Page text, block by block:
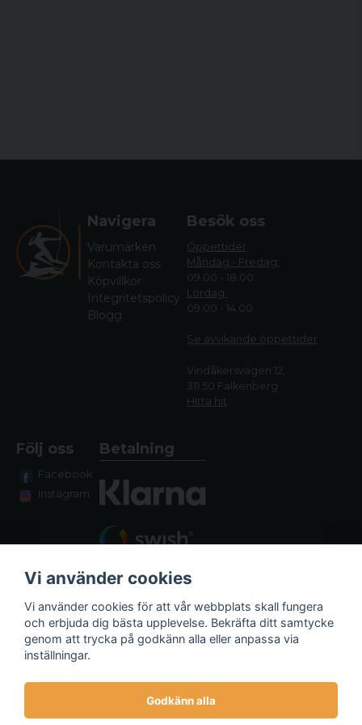
Navigera
Varumärken
Kontakta oss
Köpvillkor
Integritetspolicy
Blogg
Besök oss
Öppettider
Måndag - Fredag:
09.00 - 18.00
Lördag:
09.00 - 14.00
Se avvikande öppettider
Vindåkersvägen 12,
311 50 Falkenberg
Hitta hit
Följ oss
Facebook
Instagram
Betalning
Fraktalternativ
Vi använder cookies
Vi använder cookies för att vår webbplats skall fungera
och erbjuda dig bästa upplevelse. Bekräfta ditt samtycke
genom att trycka på godkänn alla eller anpassa via
inställningar.
Godkänn alla